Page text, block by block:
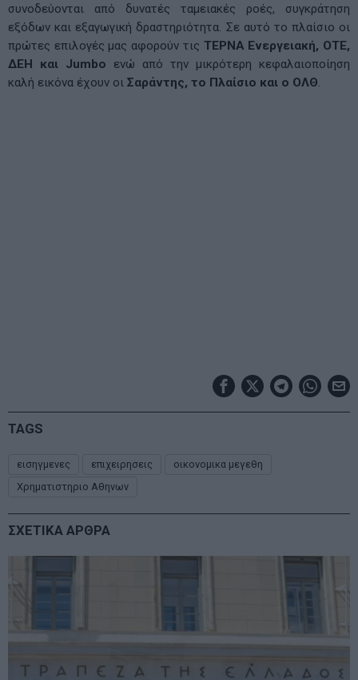
συνοδεύονται από δυνατές ταμειακές ροές, συγκράτηση
εξόδων και εξαγωγική δραστηριότητα. Σε αυτό το πλαίσιο οι
πρώτες επιλογές μας αφορούν τις ΤΕΡΝΑ Ενεργειακή, ΟΤΕ,
ΔΕΗ και Jumbo ενώ από την μικρότερη κεφαλαιοποίηση
καλή εικόνα έχουν οι Σαράντης, το Πλαίσιο και ο ΟΛΘ.
TAGS
εισηγμενες επιχειρησεις
οικονομικα μεγεθη
Χρηματιστηριο Αθηνων
ΣΧΕΤΙΚΑ ΑΡΘΡΑ